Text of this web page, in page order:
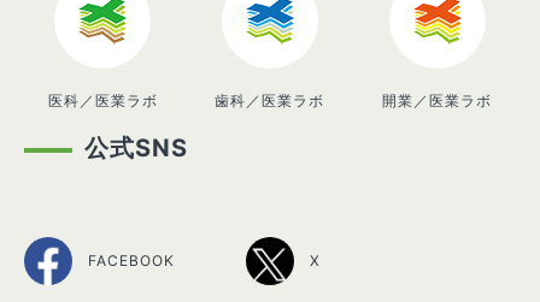
医科／医業ラボ 歯科／医業ラボ 開業／医業ラボ
公式SNS
FACEBOOK X